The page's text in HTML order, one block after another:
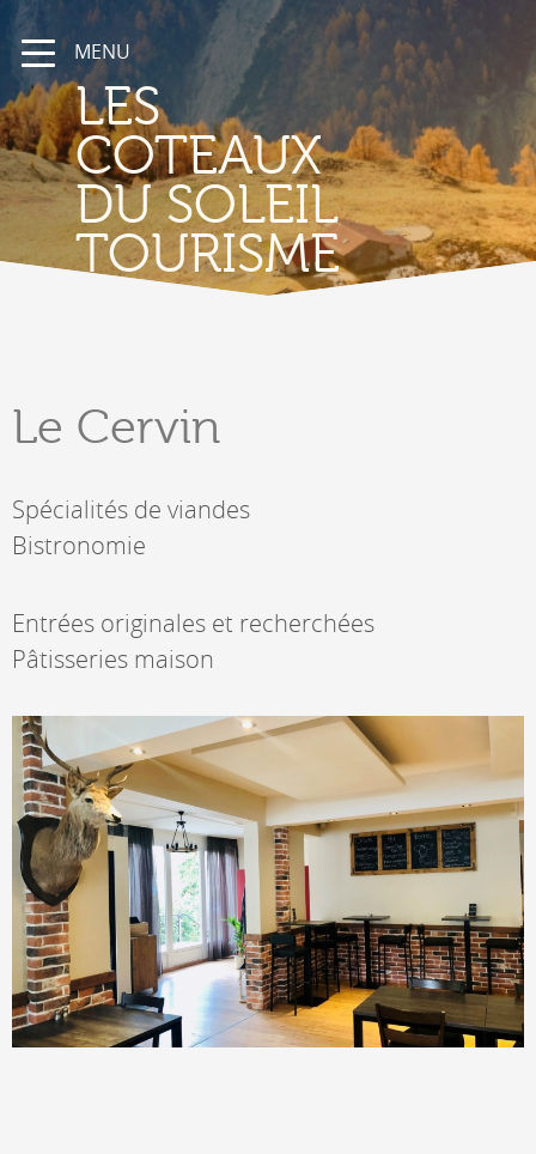
MENU
LES
COTEAUX
DU SOLEIL
TOURISME
Le Cervin
Spécialités de viandes
Bistronomie
Entrées originales et recherchées
Pâtisseries maison